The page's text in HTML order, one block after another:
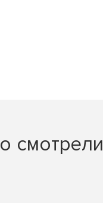
смотрели